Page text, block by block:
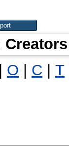
Creators
О С Т